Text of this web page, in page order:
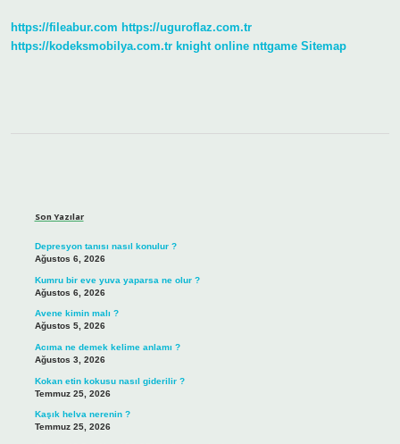
https://fileabur.com https://uguroflaz.com.tr
https://kodeksmobilya.com.tr knight online nttgame Sitemap
Son Yazılar
Depresyon tanısı nasıl konulur ?
Ağustos 6, 2026
Kumru bir eve yuva yaparsa ne olur ?
Ağustos 6, 2026
Avene kimin malı ?
Ağustos 5, 2026
Acıma ne demek kelime anlamı ?
Ağustos 3, 2026
Kokan etin kokusu nasıl giderilir ?
Temmuz 25, 2026
Kaşık helva nerenin ?
Temmuz 25, 2026